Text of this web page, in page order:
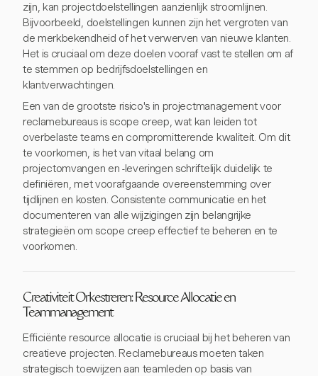
zijn, kan projectdoelstellingen aanzienlijk stroomlijnen.
Bijvoorbeeld, doelstellingen kunnen zijn het vergroten van
de merkbekendheid of het verwerven van nieuwe klanten.
Het is cruciaal om deze doelen vooraf vast te stellen om af
te stemmen op bedrijfsdoelstellingen en
klantverwachtingen.
Een van de grootste risico's in projectmanagement voor
reclamebureaus is scope creep, wat kan leiden tot
overbelaste teams en compromitterende kwaliteit. Om dit
te voorkomen, is het van vitaal belang om
projectomvangen en -leveringen schriftelijk duidelijk te
definiëren, met voorafgaande overeenstemming over
tijdlijnen en kosten. Consistente communicatie en het
documenteren van alle wijzigingen zijn belangrijke
strategieën om scope creep effectief te beheren en te
voorkomen.
Creativiteit Orkestreren: Resource Allocatie en
Teammanagement
Efficiënte resource allocatie is cruciaal bij het beheren van
creatieve projecten. Reclamebureaus moeten taken
strategisch toewijzen aan teamleden op basis van